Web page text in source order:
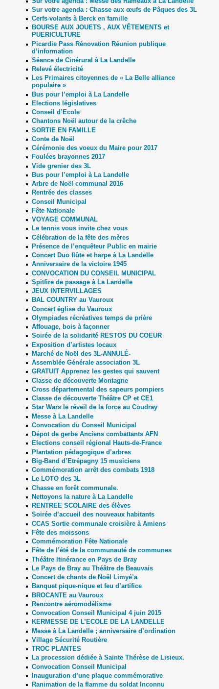
Sur votre agenda : Chasse aux œufs de Pâques des 3L
Cerfs-volants à Berck en famille
BOURSE AUX JOUETS , AUX VÊTEMENTS et
PUERICULTURE
Picardie Pass Rénovation Réunion publique
d’information
Séance de Cinérural à La Landelle
Relevé électricité
Les Primaires citoyennes de « La Belle alliance
populaire »
Bus pour l’emploi à La Landelle
Elections législatives
Conseil d’Ecole
Chantons Noël autour de la crêche
SORTIE EN FAMILLE
Conte de Noël
Cérémonie des voeux du Maire pour 2017
Foulées brayonnes 2017
Vide grenier des 3L
Bus pour l’emploi à La Landelle
Arbre de Noël communal 2016
Rentrée des classes
Conseil Municipal
Fête Nationale
VOYAGE COMMUNAL
Le tennis vous invite chez vous
Célébration de la fête des mères
Présence de l’enquêteur Public en mairie
Concert Duo flûte et harpe à La Landelle
Anniversaire de la victoire 1945
CONVOCATION DU CONSEIL MUNICIPAL
Spitfire de passage à La Landelle
JEUX INTERVILLAGES
BAL COUNTRY au Vauroux
Concert église du Vauroux
Olympiades récréatives temps de prière
Affouage, bois à façonner
Soirée de la solidarité RESTOS DU COEUR
Exposition d’artistes locaux
Marché de Noël des 3L-ANNULÉ-
Assemblée Générale association 3L
GRATUIT Apprenez les gestes qui sauvent
Classe de découverte Montagne
Cross départemental des sapeurs pompiers
Classe de découverte Théâtre CP et CE1
Star Wars le réveil de la force au Coudray
Messe à La Landelle
Convocation du Conseil Municipal
Dépot de gerbe Anciens combattants AFN
Elections conseil régional Hauts-de-France
Plantation pédagogique d’arbres
Big-Band d’Etrépagny 15 musiciens
Commémoration arrêt des combats 1918
Le LOTO des 3L
Chasse en forêt communale.
Nettoyons la nature à La Landelle
RENTREE SCOLAIRE des élèves
Soirée d’accueil des nouveaux habitants
CCAS Sortie communale croisière à Amiens
Fête des moissons
Commémoration Fête Nationale
Fête de l’été de la communauté de communes
Théâtre Itinérance en Pays de Bray
Le Pays de Bray au Théâtre de Beauvais
Concert de chants de Noël Limyé’a
Banquet pique-nique et feu d’artifice
BROCANTE au Vauroux
Rencontre aéromodélisme
Convocation Conseil Municipal 4 juin 2015
KERMESSE DE L’ECOLE DE LA LANDELLE
Messe à La Landelle ; anniversaire d’ordination
Village Sécurité Routière
TROC PLANTES
La procession dédiée à Sainte Thérèse de Lisieux.
Convocation Conseil Municipal
Inauguration d’une plaque commémorative
Ranimation de la flamme du soldat Inconnu